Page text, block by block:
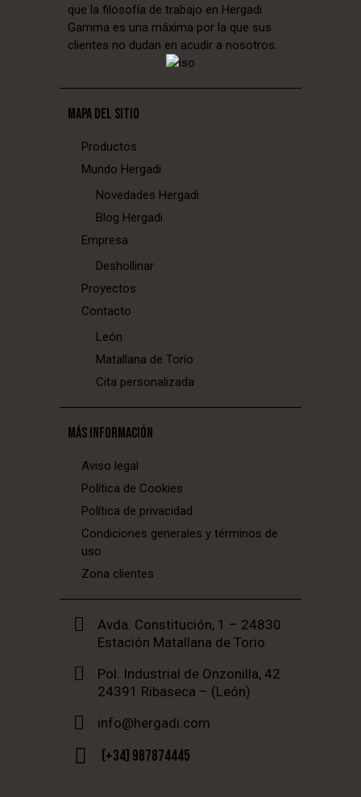
que la filosofía de trabajo en Hergadi
Gamma es una máxima por la que sus
clientes no dudan en acudir a nosotros.
MAPA DEL SITIO
Productos
Mundo Hergadi
Novedades Hergadi
Blog Hergadi
Empresa
Deshollinar
Proyectos
Contacto
León
Matallana de Torío
Cita personalizada
MÁS INFORMACIÓN
Aviso legal
Política de Cookies
Política de privacidad
Condiciones generales y términos de
uso
Zona clientes
Avda. Constitución, 1 – 24830
Estación Matallana de Torio
Pol. Industrial de Onzonilla, 42
24391 Ribaseca – (León)
info@hergadi.com
(+34) 987874445